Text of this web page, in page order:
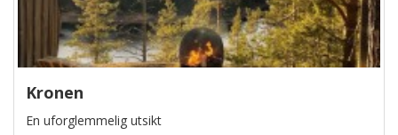
Kronen
En uforglemmelig utsikt